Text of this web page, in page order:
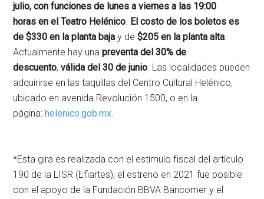
julio, con funciones de lunes a viernes a las 19:00
horas en el Teatro Helénico. El costo de los boletos es
de $330 en la planta baja y de $205 en la planta alta.
Actualmente hay unapreventa del 30% de
descuento,válida del 30 de junio. Las localidades pueden
adquirirse en las taquillas del Centro Cultural Helénico,
ubicado en avenida Revolución 1500, o en la
página: helenico.gob.mx.
*Esta gira es realizada con el estímulo fiscal del artículo
190 de la LISR (Efiartes), el estreno en 2021 fue posible
con el apoyo de la Fundación BBVA Bancomer y el